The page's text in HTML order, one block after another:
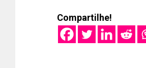
Compartilhe!